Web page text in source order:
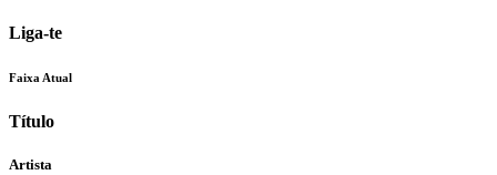
Liga-te
Faixa Atual
Título
Artista